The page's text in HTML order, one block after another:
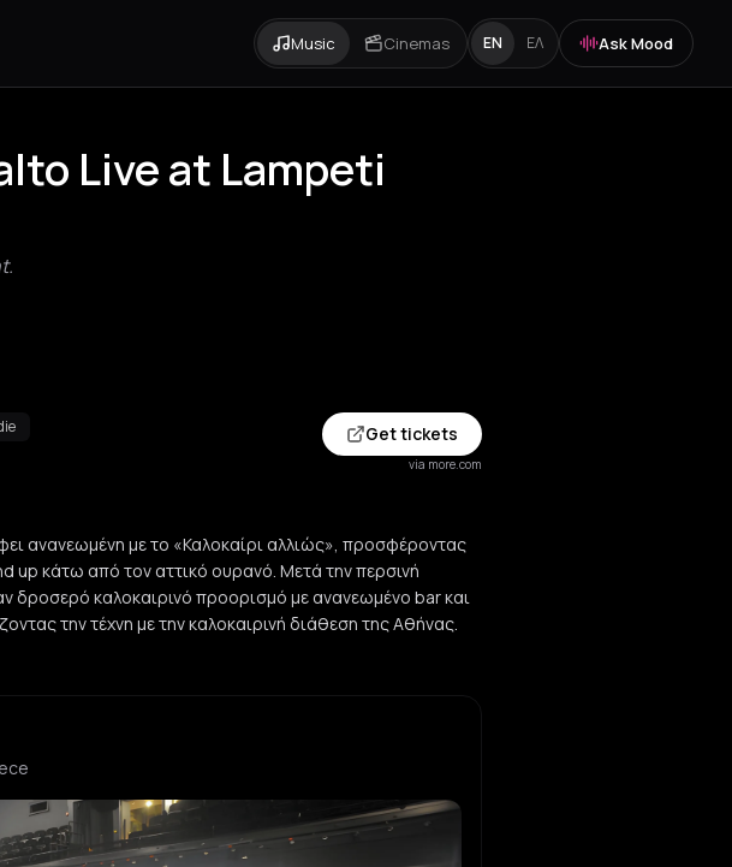
Music Cinemas EN ΕΛ Ask Mood
Live at Lampeti
Get tickets
via more.com
ανανεωμένη με το «Καλοκαίρι αλλιώς», προσφέροντας
up κάτω από τον αττικό ουρανό. Μετά την περσινή
δροσερό καλοκαιρινό προορισμό με ανανεωμένο bar και
την τέχνη με την καλοκαιρινή διάθεση της Αθήνας.